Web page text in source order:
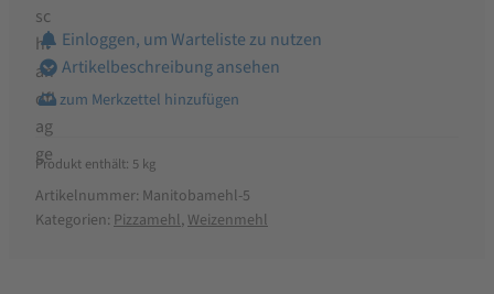
Einloggen, um Warteliste zu nutzen
Artikelbeschreibung ansehen
Produkt enthält: 5 kg
Artikelnummer: Manitobamehl-5
Kategorien: Pizzamehl,Weizenmehl